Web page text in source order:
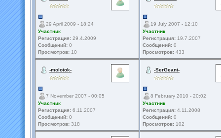
29 April 2009 - 18:24
Участник
Регистрация: 29.4.2009
Сообщений: 0
Просмотров: 10
19 July 2007 - 12:10
Участник
Регистрация: 19.7.2007
Сообщений: 0
Просмотров: 433
-molotok-
7 November 2007 - 00:05
Участник
Регистрация: 6.11.2007
Сообщений: 0
Просмотров: 318
-SerGeant-
8 February 2010 - 20:02
Участник
Регистрация: 4.11.2008
Сообщений: 0
Просмотров: 102